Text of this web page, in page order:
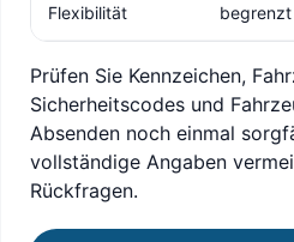
Flexibilität begrenzt
Prüfen Sie Kennzeichen,
Sicherheitscodes und
Absenden noch einmal
vollständige Angaben
Rückfragen.